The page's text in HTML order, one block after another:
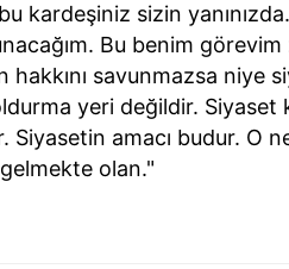
kardeşiniz sizin
Bu benim
savunmazsa niye
yeri değildir.
amacı budur. O
olan."